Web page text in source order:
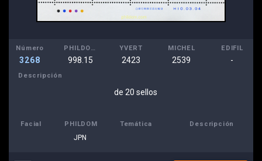
Número
3268
PHILDOM
998.15
YVERT
2423
MICHEL
2539
EDIFIL
-
Descripción
de 20 sellos
Facial PHILDOM Temática Descripción
JPN